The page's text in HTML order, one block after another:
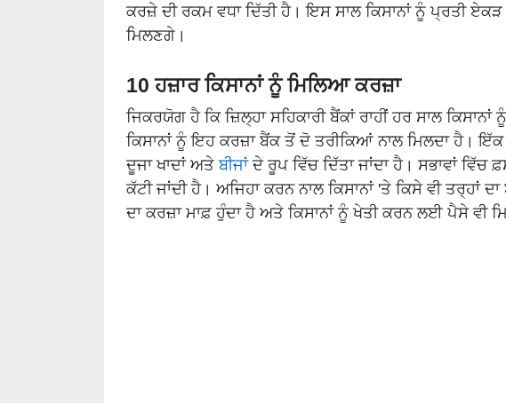
ਕਰਜ਼ੇ ਦੀ ਰਕਮ ਵਧਾ ਦਿੱਤੀ ਹੈ। ਇਸ ਸਾਲ ਕਿਸਾਨਾਂ ਨੂੰ ਪ੍ਰਤੀ
ਮਿਲਣਗੇ।
10 ਹਜ਼ਾਰ ਕਿਸਾਨਾਂ ਨੂੰ ਮਿਲਿਆ ਕਰਜ਼ਾ
ਜਿਕਰਯੋਗ ਹੈ ਕਿ ਜ਼ਿਲ੍ਹਾ ਸਹਿਕਾਰੀ ਬੈਂਕਾਂ ਰਾਹੀਂ ਹਰ ਸਾਲ
ਕਿਸਾਨਾਂ ਨੂੰ ਇਹ ਕਰਜ਼ਾ ਬੈਂਕ ਤੋਂ ਦੋ ਤਰੀਕਿਆਂ ਨਾਲ ਮਿਲਦਾ ਹੈ।
ਦੂਜਾ ਖਾਦਾਂ ਅਤੇਬੀਜਾਂਦੇ ਰੂਪ ਵਿੱਚ ਦਿੱਤਾ ਜਾਂਦਾ ਹੈ। ਸਭਾਵਾਂ ਵਿੱਚ
ਕੱਟੀ ਜਾਂਦੀ ਹੈ। ਅਜਿਹਾ ਕਰਨ ਨਾਲ ਕਿਸਾਨਾਂ 'ਤੇ ਕਿਸੇ ਵੀ ਤਰ੍ਹਾਂ
ਦਾ ਕਰਜ਼ਾ ਮਾਫ਼ ਹੁੰਦਾ ਹੈ ਅਤੇ ਕਿਸਾਨਾਂ ਨੂੰ ਖੇਤੀ ਕਰਨ ਲਈ ਪੈਸੇ ਵੀ